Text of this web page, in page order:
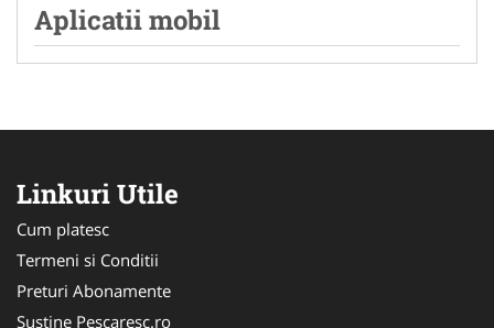
Aplicatii mobil
Linkuri Utile
Cum platesc
Termeni si Conditii
Preturi Abonamente
Sustine Pescaresc.ro